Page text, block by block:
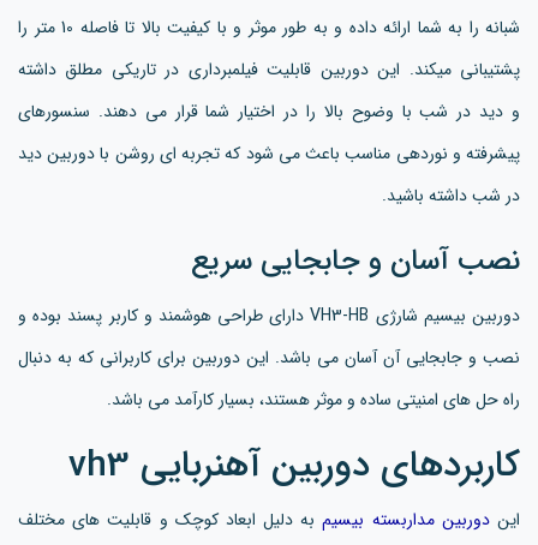
شبانه را به شما ارائه داده و به طور موثر و با کیفیت بالا تا فاصله 10 متر را
پشتیبانی میکند. این دوربین قابلیت فیلمبرداری در تاریکی مطلق داشته
و دید در شب با وضوح بالا را در اختیار شما قرار می دهند. سنسورهای
پیشرفته و نوردهی مناسب باعث می شود که تجربه ای روشن با دوربین دید
در شب داشته باشید.
نصب آسان و جابجایی سریع
دوربین بیسیم شارژی VH3-HB دارای طراحی هوشمند و کاربر پسند بوده و
نصب و جابجایی آن آسان می باشد. این دوربین برای کاربرانی که به دنبال
راه حل های امنیتی ساده و موثر هستند، بسیار کارآمد می باشد.
کاربردهای دوربین آهنربایی vh3
ایندوربین مداربسته بیسیمبه دلیل ابعاد کوچک و قابلیت های مختلف